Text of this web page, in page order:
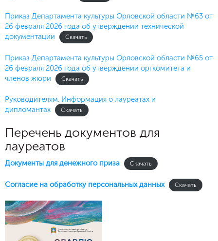
Приказ Департамента культуры Орловской области №63 от
26 февраля 2026 года об утверждении технической
документации
Скачать
Приказ Департамента культуры Орловской области №65 от
26 февраля 2026 года об утверждении оргкомитета и
членов жюри
Скачать
Руководителям. Информация о лауреатах и
дипломантах
Скачать
Перечень документов для
лауреатов
Документы для денежного приза Скачать
Согласие на обработку персональных данных Скачать